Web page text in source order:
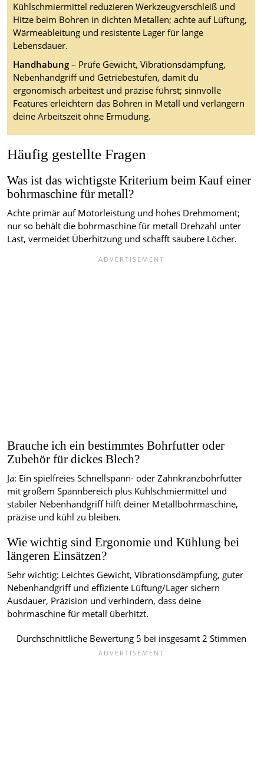
Kühlschmiermittel reduzieren Werkzeugverschleiß und
Hitze beim Bohren in dichten Metallen; achte auf Lüftung,
Wärmeableitung und resistente Lager für lange
Lebensdauer.
Handhabung– Prüfe Gewicht, Vibrationsdämpfung,
Nebenhandgriff und Getriebestufen, damit du
ergonomisch arbeitest und präzise führst; sinnvolle
Features erleichtern das Bohren in Metall und verlängern
deine Arbeitszeit ohne Ermüdung.
Häufig gestellte Fragen
Was ist das wichtigste Kriterium beim Kauf einer
bohrmaschine für metall?
Achte primär auf Motorleistung und hohes Drehmoment;
nur so behält die bohrmaschine für metall Drehzahl unter
Last, vermeidet Überhitzung und schafft saubere Löcher.
Brauche ich ein bestimmtes Bohrfutter oder
Zubehör für dickes Blech?
Ja: Ein spielfreies Schnellspann- oder Zahnkranzbohrfutter
mit großem Spannbereich plus Kühlschmiermittel und
stabiler Nebenhandgriff hilft deiner Metallbohrmaschine,
präzise und kühl zu bleiben.
Wie wichtig sind Ergonomie und Kühlung bei
längeren Einsätzen?
Sehr wichtig: Leichtes Gewicht, Vibrationsdämpfung, guter
Nebenhandgriff und effiziente Lüftung/Lager sichern
Ausdauer, Präzision und verhindern, dass deine
bohrmaschine für metall überhitzt.
Durchschnittliche Bewertung 5 bei insgesamt2 Stimmen